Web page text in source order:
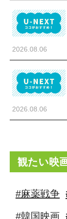
2026.08.06
2026.08.06
観たい映
#麻薬戦争
#韓国映画